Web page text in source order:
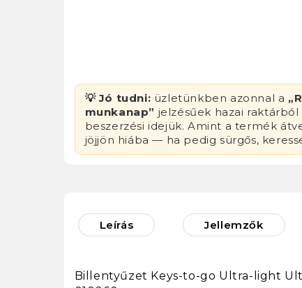
💡 Jó tudni: üzletünkben azonnal a
munkanap” jelzésűek hazai raktárból
beszerzési idejük. Amint a termék
jöjjön hiába — ha pedig sürgős,
Leírás Jellemzők
Billentyűzet Keys-to-go Ultra-light